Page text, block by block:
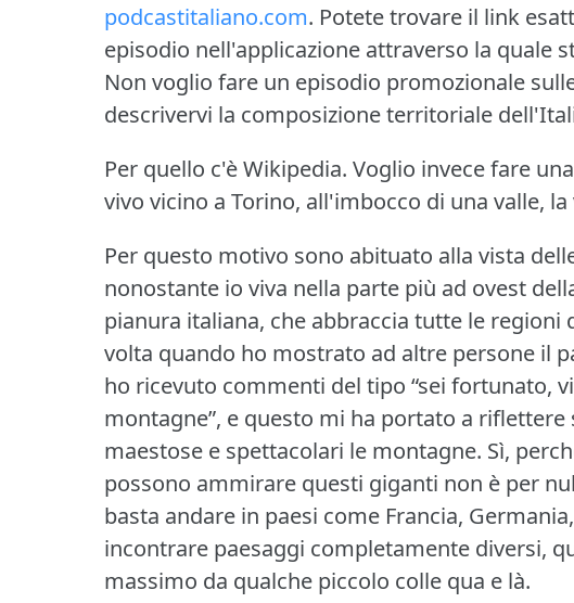
podcastitaliano.com. Potete trovare il link
episodio nell'applicazione attraverso la quale
Non voglio fare un episodio promozionale
descrivervi la composizione territoriale
Per quello c'è Wikipedia. Voglio invece fare
vivo vicino a Torino, all'imbocco di una valle, la
Per questo motivo sono abituato alla vista
nonostante io viva nella parte più ad ovest
pianura italiana, che abbraccia tutte le regioni
volta quando ho mostrato ad altre persone il
ho ricevuto commenti del tipo “sei fortunato,
montagne”, e questo mi ha portato a
maestose e spettacolari le montagne. Sì,
possono ammirare questi giganti non è per
basta andare in paesi come Francia,
incontrare paesaggi completamente diversi,
massimo da qualche piccolo colle qua e là.